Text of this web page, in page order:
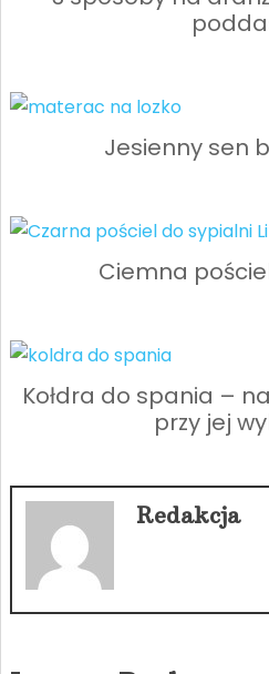
Jesienny sen
Ciemna
Kołdra do spania –
przy jej
Redakcja